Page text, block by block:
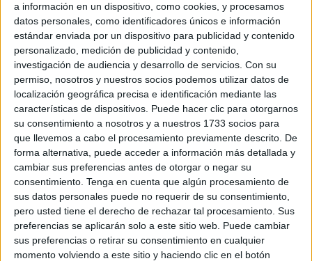
a información en un dispositivo, como cookies, y procesamos
datos personales, como identificadores únicos e información
estándar enviada por un dispositivo para publicidad y contenido
personalizado, medición de publicidad y contenido,
investigación de audiencia y desarrollo de servicios. Con su
permiso, nosotros y nuestros socios podemos utilizar datos de
localización geográfica precisa e identificación mediante las
características de dispositivos. Puede hacer clic para otorgarnos
su consentimiento a nosotros y a nuestros 1733 socios para
que llevemos a cabo el procesamiento previamente descrito. De
forma alternativa, puede acceder a información más detallada y
cambiar sus preferencias antes de otorgar o negar su
consentimiento. Tenga en cuenta que algún procesamiento de
sus datos personales puede no requerir de su consentimiento,
pero usted tiene el derecho de rechazar tal procesamiento. Sus
preferencias se aplicarán solo a este sitio web. Puede cambiar
sus preferencias o retirar su consentimiento en cualquier
momento volviendo a este sitio y haciendo clic en el botón
haberse permitido. La respuesta del Gobierno ha sido la
no respuesta. A las 11.30 horas, cuando se le pregunta
sobre este asunto manifestaron que nada sabían al
respecto. Pero han pasado horas para que ya lo supieran y
para que dieran una respuesta convincente. Lo demás es
una estafa. No podemos consentir que una denuncia de
esta importancia tenga la misma relevancia que la venta
de libros del de la esquina, o sea, ninguna. Da igual quien
lo denuncie, el hecho es que debe existir una intervención
de peso para que se nos explique por qué hay que pagar
1,5 millones de más por la obra de las 225 viviendas de
Loma Colmenar. En mi razonamiento no cabe más salida
que esta. Somos muchos los ciudadanos que nos dejamos
la piel en nuestros trabajos para llegar, cada uno como